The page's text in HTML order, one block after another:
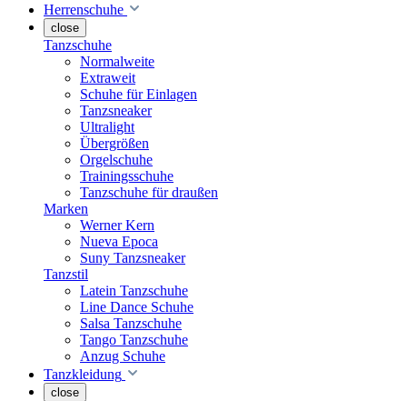
Herrenschuhe
close
Tanzschuhe
Normalweite
Extraweit
Schuhe für Einlagen
Tanzsneaker
Ultralight
Übergrößen
Orgelschuhe
Trainingsschuhe
Tanzschuhe für draußen
Marken
Werner Kern
Nueva Epoca
Suny Tanzsneaker
Tanzstil
Latein Tanzschuhe
Line Dance Schuhe
Salsa Tanzschuhe
Tango Tanzschuhe
Anzug Schuhe
Tanzkleidung
close